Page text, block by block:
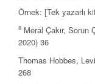
Örnek: [Tek yazarlı
8 Meral Çakır, Sorun
2020) 36
Thomas Hobbes,
268